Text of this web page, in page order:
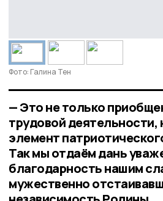
Фото: Галина Тен
— Это не только
трудовой деятельности,
элемент
Так мы отдаём дань
благодарность нашим
мужественно